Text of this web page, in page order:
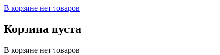
В корзине нет товаров
Корзина пуста
В корзине нет товаров